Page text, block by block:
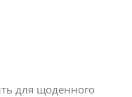
для щоденного